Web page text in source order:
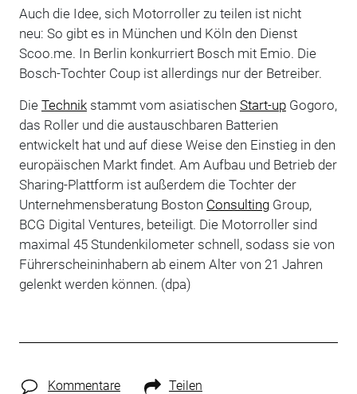
Auch die Idee, sich Motorroller zu teilen ist nicht
neu: So gibt es in München und Köln den Dienst
Scoo.me. In Berlin konkurriert Bosch mit Emio. Die
Bosch-Tochter Coup ist allerdings nur der Betreiber.
Die Technikstammt vom asiatischen Start-upGogoro,
das Roller und die austauschbaren Batterien
entwickelt hat und auf diese Weise den Einstieg in den
europäischen Markt findet. Am Aufbau und Betrieb der
Sharing-Plattform ist außerdem die Tochter der
Unternehmensberatung Boston ConsultingGroup,
BCG Digital Ventures, beteiligt. Die Motorroller sind
maximal 45 Stundenkilometer schnell, sodass sie von
Führerscheininhabern ab einem Alter von 21 Jahren
gelenkt werden können. (dpa)
Kommentare Teilen